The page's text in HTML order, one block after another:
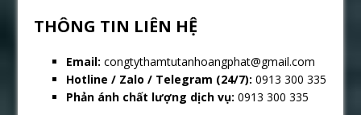
THÔNG TIN LIÊN HỆ
Email: congtythamtutanhoangphat@gmail.com
Hotline / Zalo / Telegram (24/7): 0913 300 335
Phản ánh chất lượng dịch vụ: 0913 300 335